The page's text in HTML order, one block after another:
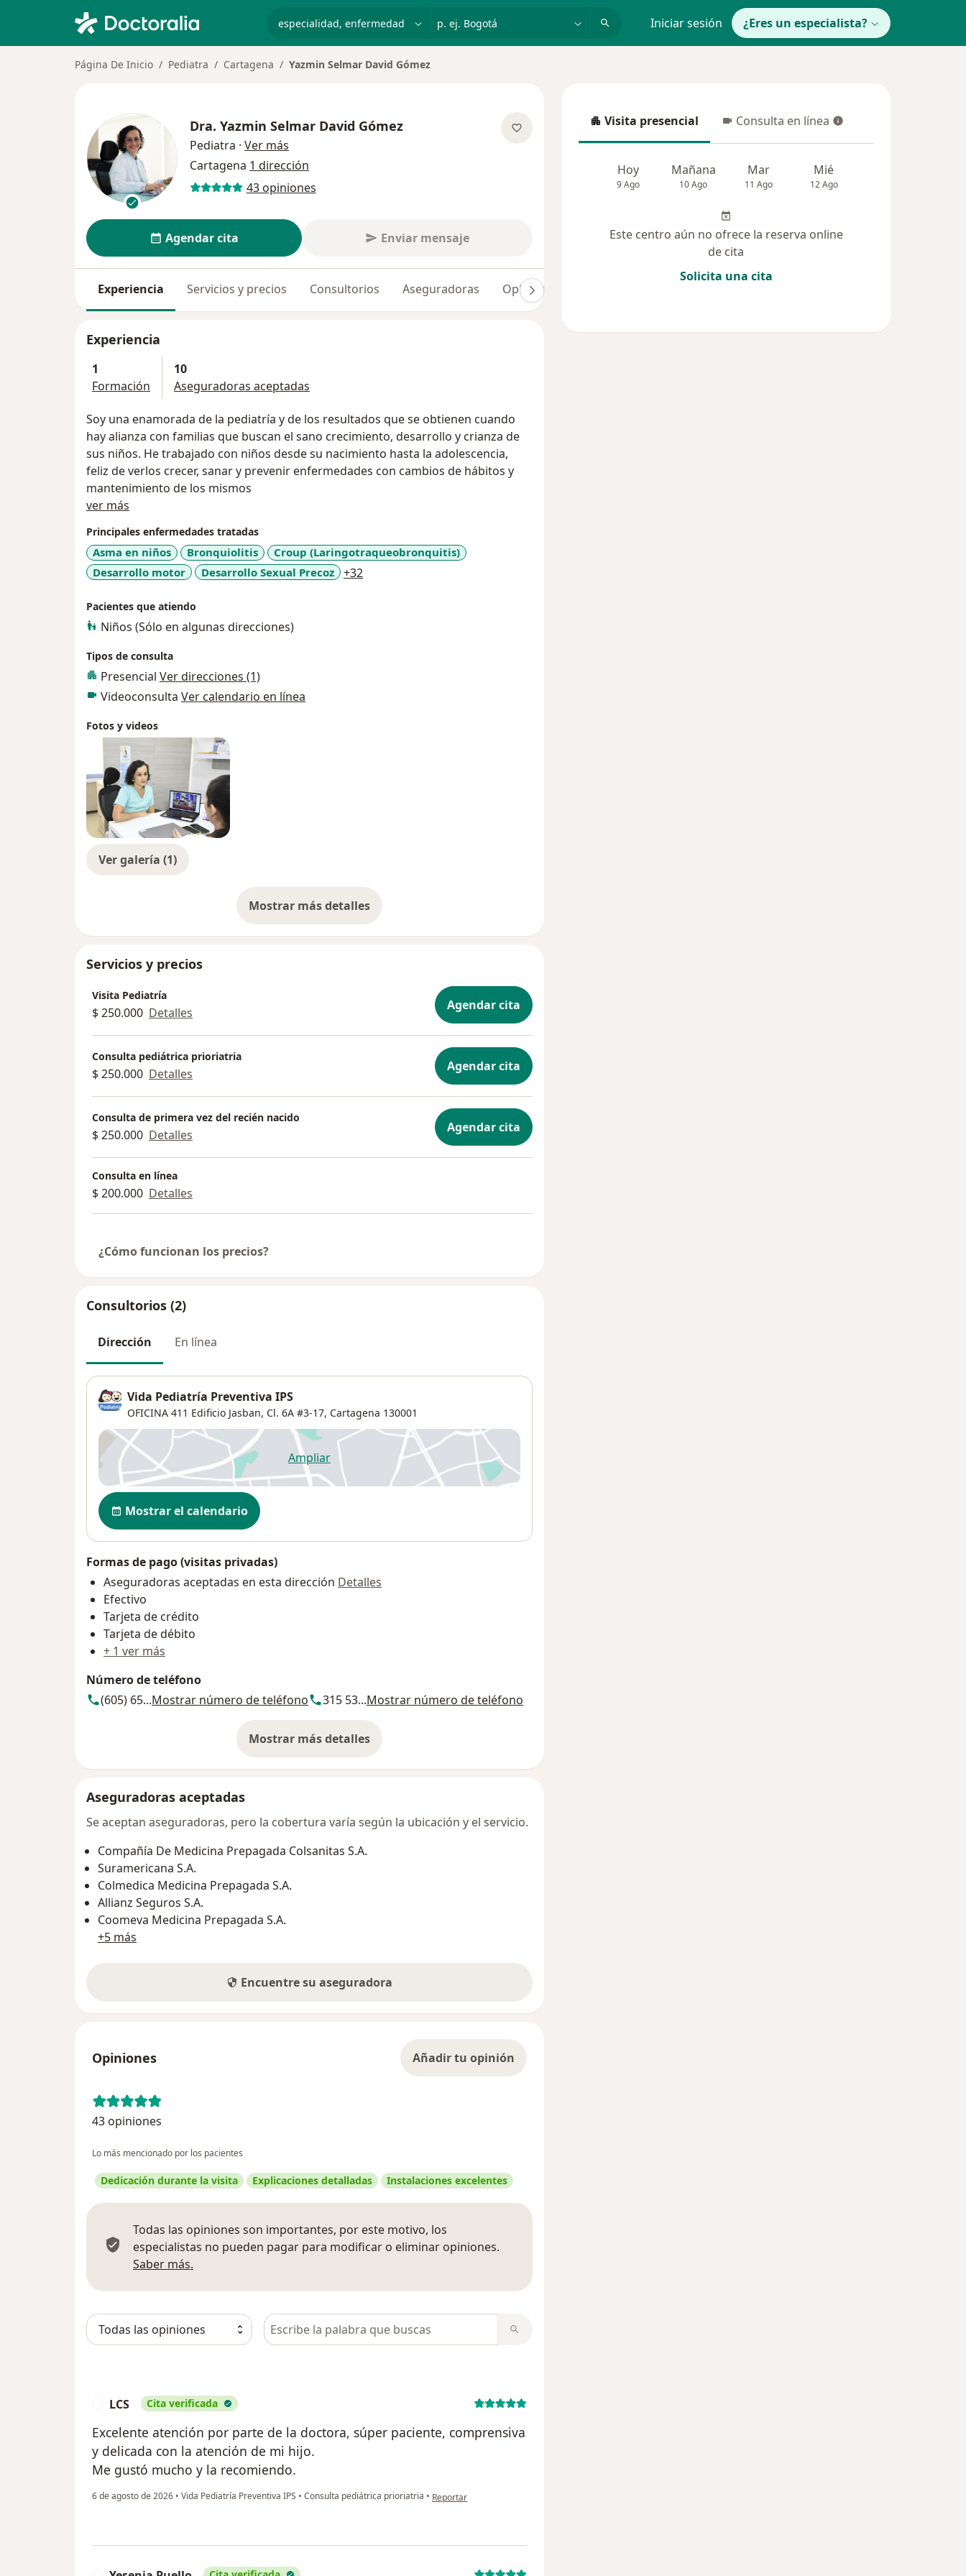
p. ej. Bogotá Iniciar sesión ¿Eres un especialista?
Página De Inicio Pediatra Cartagena Yazmin Selmar David Gómez
Dra. Yazmin Selmar David Gómez
Pediatra · Ver más
Cartagena 1 dirección
43 opiniones
Agendar cita Enviar mensaje
Experiencia Servicios y precios Consultorios Aseguradoras Opiniones (43)
Experiencia
1
Formación
10
Aseguradoras aceptadas
Soy una enamorada de la pediatría y de los resultados que se obtienen cuando
hay alianza con familias que buscan el sano crecimiento, desarrollo y crianza de
sus niños. He trabajado con niños desde su nacimiento hasta la adolescencia,
feliz de verlos crecer, sanar y prevenir enfermedades con cambios de hábitos y
mantenimiento de los mismos
ver más
Principales enfermedades tratadas
Asma en niños Bronquiolitis
Croup (Laringotraqueobronquitis)
Desarrollo motor
Desarrollo Sexual Precoz +32a11y_sr_more_diseases
Pacientes que atiendo
Niños (Sólo en algunas direcciones)
Tipos de consulta
Presencial Ver direcciones (1)
Videoconsulta Ver calendario en línea
Fotos y videos
Ver galería (1)
Mostrar más detalles
sobre la experiencia
Servicios y precios
Visita Pediatría
$ 250.000 Detalles Agendar cita
Consulta pediátrica prioriatria
$ 250.000 Detalles Agendar cita
Consulta de primera vez del recién nacido
$ 250.000 Detalles Agendar cita
Consulta en línea
$ 200.000 Detalles
¿Cómo funcionan los precios?
Consultorios (2)
Dirección En línea
Vida Pediatría Preventiva IPS
OFICINA 411 Edificio Jasban, Cl. 6A #3-17, Cartagena 130001
Ampliarse abre en una nueva pestaña
Disponibilidad
Mostrar el calendario
Formas de pago (visitas privadas)
Aseguradoras aceptadas en esta dirección Detalles
Efectivo
Tarjeta de crédito
Tarjeta de débito
+ 1 ver más
Número de teléfono
(605) 65...Mostrar número de teléfono 315 53...Mostrar número de teléfono
Mostrar más detalles
sobre la dirección
Aseguradoras aceptadas
Se aceptan aseguradoras, pero la cobertura varía según la ubicación y el servicio.
Compañía De Medicina Prepagada Colsanitas S.A.
Suramericana S.A.
Colmedica Medicina Prepagada S.A.
Allianz Seguros S.A.
Coomeva Medicina Prepagada S.A.
+5 más
Encuentre su aseguradora
Opiniones Añadir tu opinión
43 opiniones
Lo más mencionado por los pacientes
Dedicación durante la visita Explicaciones detalladas Instalaciones excelentes
Todas las opiniones son importantes, por este motivo, los
especialistas no pueden pagar para modificar o eliminar opiniones.
Saber más.
Busca en opiniones
LCS Cita verificada
Excelente atención por parte de la doctora, súper paciente, comprensiva
y delicada con la atención de mi hijo.
Me gustó mucho y la recomiendo.
6 de agosto de 2026 • Vida Pediatría Preventiva IPS • Consulta pediátrica prioriatria • en opinión del usuario LCS
Reportar
Visita presencial
Visita presencial Consulta en línea
Consulta en línea
Hoy
9 Ago
Mañana
10 Ago
Mar
11 Ago
Mié
12 Ago
Este centro aún no ofrece la reserva online
de cita
Solicita una cita